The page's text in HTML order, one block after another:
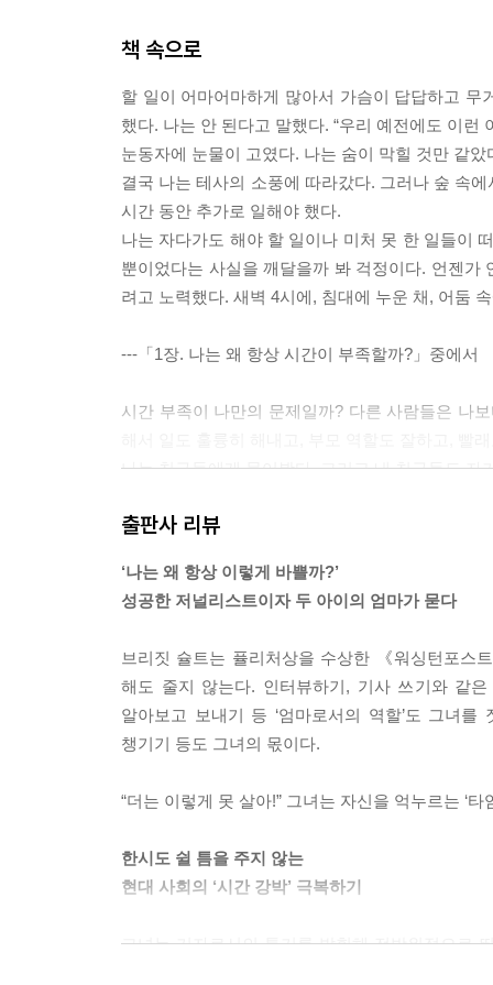
책 속으로
할 일이 어마어마하게 많아서 가슴이 답답하고 무
했다. 나는 안 된다고 말했다. “우리 예전에도 이
눈동자에 눈물이 고였다. 나는 숨이 막힐 것만 같았
결국 나는 테사의 소풍에 따라갔다. 그러나 숲 속
시간 동안 추가로 일해야 했다.
나는 자다가도 해야 할 일이나 미처 못 한 일들이
뿐이었다는 사실을 깨달을까 봐 걱정이다. 언젠
려고 노력했다. 새벽 4시에, 침대에 누운 채, 어둠
---「1장. 나는 왜 항상 시간이 부족할까?」중에서
시간 부족이 나만의 문제일까? 다른 사람들은 나
나는 친구들에게 물어봤다. 그리고 내 친구들도
이런 식이었다.
를 저지르지 않는 정치인 옆에 세워둡시다.”
어떤 친구는 일주일에 15시간의 여가가 있다고
럼 첩들을 몇 명 데려올 수 있다면 소원이 없겠어.
---「1장. 나는 왜 항상 시간이 부족할까?」중에서
나는 잠시 생각하다 이렇게 대답했다.
언젠가 나는 스타벅스에 갔다가 부러운 마음에 다
“여기 앉아서 커피를 마시는 이 사람들은 다 누굴까
출판사 리뷰
‘나는 왜 항상 이렇게 바쁠까?’
성공한 저널리스트이자 두 아이의 엄마가 묻다
브리짓 슐트는 퓰리처상을 수상한 《워싱턴포스
해도 줄지 않는다. 인터뷰하기, 기사 쓰기와 같
알아보고 보내기 등 ‘엄마로서의 역할’도 그녀
챙기기 등도 그녀의 몫이다.
“더는 이렇게 못 살아!” 그녀는 자신을 억누르는 ‘
한시도 쉴 틈을 주지 않는
현대 사회의 ‘시간 강박’ 극복하기
그녀는 기자로서의 특기를 발휘해 전방위적으로